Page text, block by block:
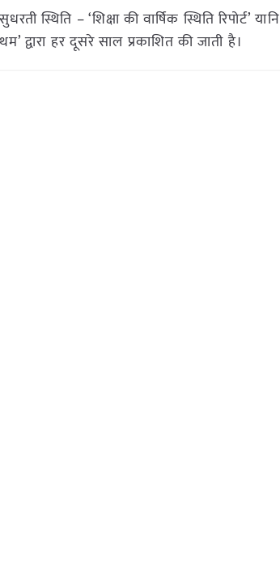
– ‘शिक्षा की वार्षिक स्थिति रिपोर्ट’ यानि
हर दूसरे साल प्रकाशित की जाती है।